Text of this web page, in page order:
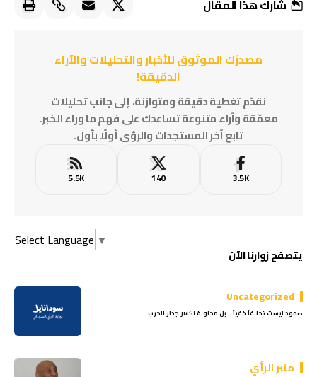
شارك هذا المقال
مصدرُك الموثوق للأخبار والتحليلات والآراء
الدقيقة!
نقدّم تغطية دقيقة ومتوازنة، إلى جانب تحليلات
معمّقة وآراء متنوعة تساعدك على فهم ما وراء الخبر.
تابع آخر المستجدات والرؤى أولًا بأول.
3.5K
140
5.5K
Select Language ▼
يتصفح زوارنا الآن
Uncategorized
صمود ليست تحالفاً خفياً… بل محاولة لكسر جدار الحرب
منبر الرأي